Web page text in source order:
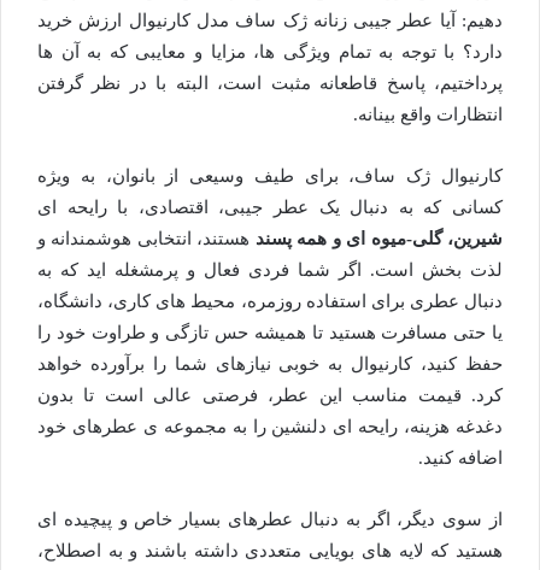
دهیم: آیا عطر جیبی زنانه ژک ساف مدل کارنیوال ارزش خرید
دارد؟ با توجه به تمام ویژگی ها، مزایا و معایبی که به آن ها
پرداختیم، پاسخ قاطعانه مثبت است، البته با در نظر گرفتن
انتظارات واقع بینانه.
کارنیوال ژک ساف، برای طیف وسیعی از بانوان، به ویژه
کسانی که به دنبال یک عطر جیبی، اقتصادی، با رایحه ای
شیرین، گلی-میوه ای و همه پسند هستند، انتخابی هوشمندانه و
لذت بخش است. اگر شما فردی فعال و پرمشغله اید که به
دنبال عطری برای استفاده روزمره، محیط های کاری، دانشگاه،
یا حتی مسافرت هستید تا همیشه حس تازگی و طراوت خود را
حفظ کنید، کارنیوال به خوبی نیازهای شما را برآورده خواهد
کرد. قیمت مناسب این عطر، فرصتی عالی است تا بدون
دغدغه هزینه، رایحه ای دلنشین را به مجموعه ی عطرهای خود
اضافه کنید.
از سوی دیگر، اگر به دنبال عطرهای بسیار خاص و پیچیده ای
هستید که لایه های بویایی متعددی داشته باشند و به اصطلاح،